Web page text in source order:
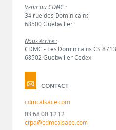
Venir au CDMC :
34 rue des Dominicains
68500 Guebwiller
Nous écrire :
CDMC - Les Dominicains CS 8713
68502 Guebwiller Cedex
CONTACT
cdmcalsace.com
03 68 00 12 12
crpa@cdmcalsace.com